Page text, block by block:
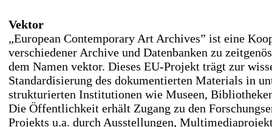
Vektor
„European Contemporary Art Archives” ist eine
verschiedener Archive und Datenbanken zu
dem Namen vektor. Dieses EU-Projekt trägt zur
Standardisierung des dokumentierten Materials in
strukturierten Institutionen wie Museen,
Die Öffentlichkeit erhält Zugang zu den
Projekts u.a. durch Ausstellungen,